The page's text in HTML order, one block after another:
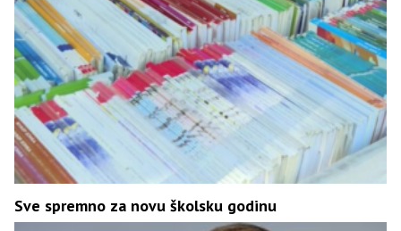
Sve spremno za novu školsku godinu